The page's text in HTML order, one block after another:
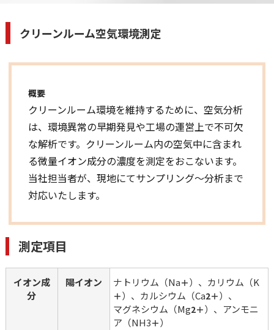
クリーンルーム空気環境測定
概要
クリーンルーム環境を維持するために、空気分析
は、環境異常の早期発見や工場の運営上で不可欠
な解析です。クリーンルーム内の空気中に含まれ
る微量イオン成分の濃度を測定をおこないます。
当社担当者が、現地にてサンプリング～分析まで
対応いたします。
測定項目
イオン成
分
陽イオン ナトリウム（Na＋）、カリウム（K
＋）、カルシウム（Ca2＋）、
マグネシウム（Mg2＋）、アンモニ
ア（NH3＋）